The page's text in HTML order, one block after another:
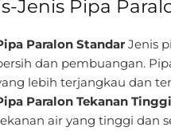
Jenis Pipa
Paralon Standar Jenis
dan pembuangan.
lebih terjangkau dan
Paralon Tekanan Tinggi
air yang tinggi dan